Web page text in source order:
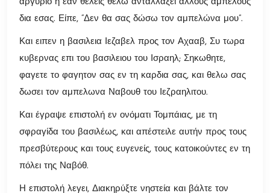
αργυριο η εαν θελεις θελω ανταλλαξει αλλους αμπελους
δια εσας. Είπε, “Δεν θα σας δώσω τον αμπελώνα μου”.
Και ειπεν η βασιλεια Ιεζαβελ προς τον Αχααβ, Συ τωρα
κυβερνας επι του βασιλειου του Ισραηλ; Σηκωθητε,
φαγετε το φαγητον σας εν τη καρδια σας, και θελω σας
δωσει τον αμπελωνα Ναβουθ του Ιεζραηλιτου.
Και έγραψε επιστολή εν ονόματι Τομπάιας, με τη
σφραγίδα του βασιλέως, και απέστειλε αυτήν προς τους
πρεσβύτερους και τους ευγενείς, τους κατοικούντες εν τη
πόλει της Ναβόθ.
Η επιστολή λεγει, Διακηρύξτε νηστεία και βάλτε τον